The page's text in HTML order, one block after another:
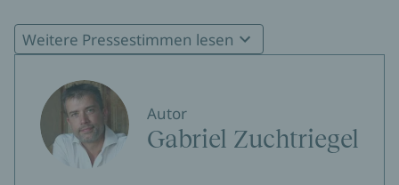
"so lebendig wurde noch nie über die Archäologie
erzählt"
Weitere Pressestimmen lesen
Autor
Gabriel Zuchtriegel